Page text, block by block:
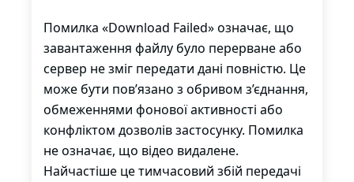
Помилка «Download Failed» означає, що
завантаження файлу було перерване або
сервер не зміг передати дані повністю. Це
може бути пов’язано з обривом з’єднання,
обмеженнями фонової активності або
конфліктом дозволів застосунку. Помилка
не означає, що відео видалене.
Найчастіше це тимчасовий збій передачі